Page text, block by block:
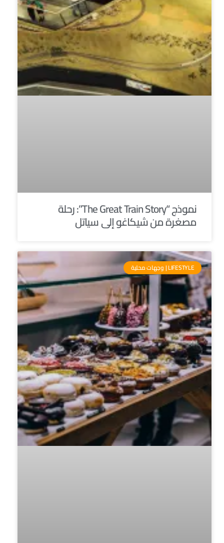
نموذج “The Great Train Story”: رحلة
مصغرة من شيكاغو إلى سياتل
LIFESTYLE | وجهات محلية